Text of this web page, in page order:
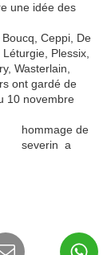
une idée des
Ceppi, De
Plessix,
Wasterlain,
ont gardé de
10 novembre
hommage de
severin a